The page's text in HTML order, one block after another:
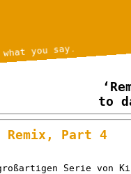
you say.
to
Part 4
Serie von